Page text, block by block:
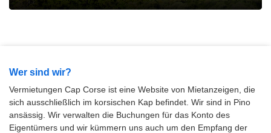
Wer sind wir?
Vermietungen Cap Corse ist eine Website von Mietanzeigen, die
sich ausschließlich im korsischen Kap befindet. Wir sind in Pino
ansässig. Wir verwalten die Buchungen für das Konto des
Eigentümers und wir kümmern uns auch um den Empfang der